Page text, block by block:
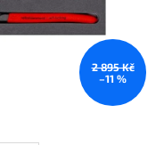
2 895 Kč
–11 %